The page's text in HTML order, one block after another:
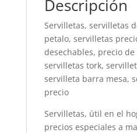
Descripción
Servilletas, servilletas
petalo, servilletas
desechables, precio
servilletas tork,
servilleta barra mesa,
precio
Servilletas, útil en el
precios especiales a